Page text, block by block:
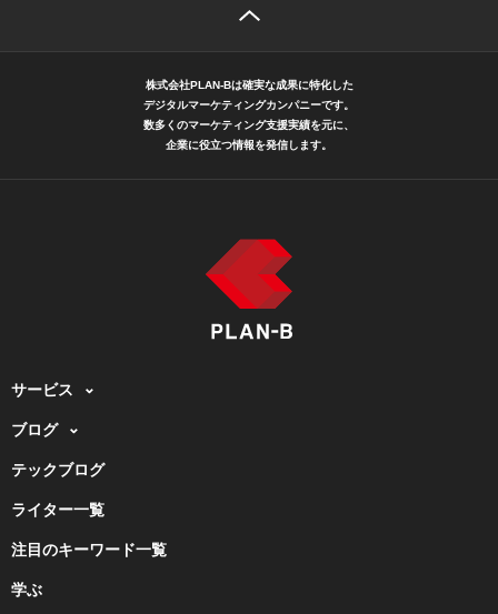
株式会社PLAN-Bは確実な成果に特化した
デジタルマーケティングカンパニーです。
数多くのマーケティング支援実績を元に、
企業に役立つ情報を発信します。
サービス
ブログ
テックブログ
ライター一覧
注目のキーワード一覧
学ぶ